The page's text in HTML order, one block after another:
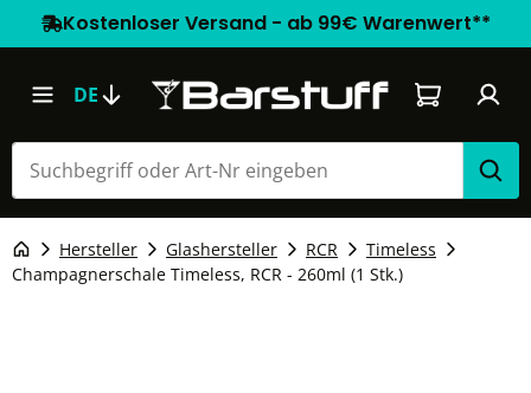
Kostenloser Versand - ab 99€ Warenwert**
DE Warenkorb
Hersteller Glashersteller RCR
Timeless
Champagnerschale Timeless, RCR - 260ml (1 Stk.)